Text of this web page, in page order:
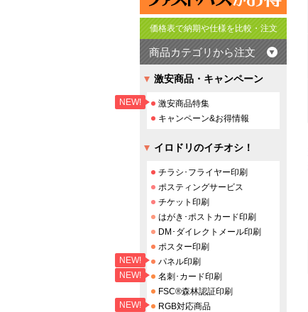
価格表で納期や仕様を比較・注文
商品カテゴリから注文
激安商品・キャンペーン
NEW!
激安商品特集
キャンペーン&お得情報
イロドリのイチオシ！
チラシ･フライヤー印刷
ポスティングサービス
チケット印刷
はがき･ポストカード印刷
DM･ダイレクトメール印刷
ポスター印刷
NEW! パネル印刷
NEW!
名刺･カード印刷
FSC®森林認証印刷
NEW! RGB対応商品